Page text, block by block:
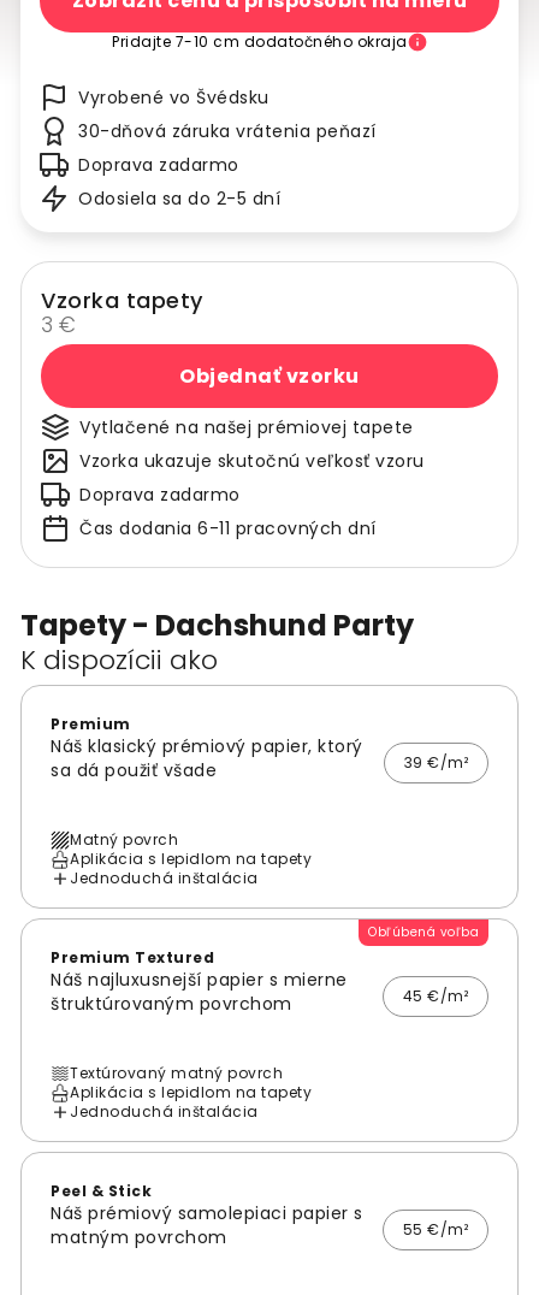
Tapety - Dachshund Party
K dispozícii ako
Premium
Náš klasický prémiový papier, ktorý
sa dá použiť všade
39 €/m²
Matný povrch
Aplikácia s lepidlom na tapety
Jednoduchá inštalácia
Obľúbená voľba
Premium Textured
Náš najluxusnejší papier s mierne
štruktúrovaným povrchom
45 €/m²
Textúrovaný matný povrch
Aplikácia s lepidlom na tapety
Jednoduchá inštalácia
Peel & Stick
Náš prémiový samolepiaci papier s
matným povrchom
55 €/m²
Pridajte 7-10 cm dodatočného okraja
Vyrobené vo Švédsku
30-dňová záruka vrátenia peňazí
Doprava zadarmo
Odosiela sa do 2-5 dní
Vzorka tapety
3 €
Objednať vzorku
Vytlačené na našej prémiovej tapete
Vzorka ukazuje skutočnú veľkosť vzoru
Doprava zadarmo
Čas dodania 6-11 pracovných dní